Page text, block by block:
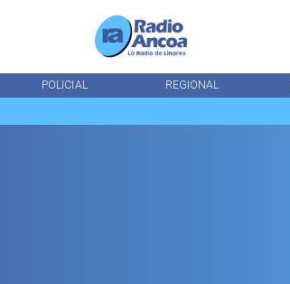
POLICIAL REGIONAL